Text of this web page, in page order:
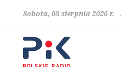
Sobota, 08 sierpnia 2026